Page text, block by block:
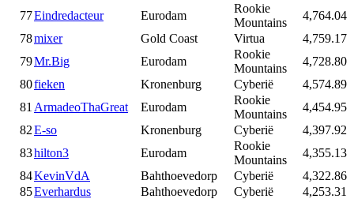
77Eindredacteur Eurodam
Rookie
Mountains
4,764.04
78mixer Gold Coast Virtua
4,759.17
79Mr.Big Eurodam
Rookie
Mountains
4,728.80
80fieken Kronenburg Cyberië
4,574.89
81 ArmadeoThaGreat Eurodam
Rookie
Mountains
4,454.95
82E-so Kronenburg Cyberië
4,397.92
83hilton3 Eurodam
Rookie
Mountains
4,355.13
84KevinVdA Bahthoevedorp Cyberië
4,322.86
85Everhardus Bahthoevedorp Cyberië
4,253.31